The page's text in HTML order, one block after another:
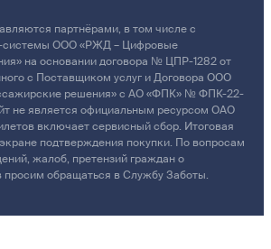
партнёрами, в том числе с
системы ООО «РЖД – Цифровые
на основании договора № ЦПР-1282 от
с Поставщиком услуг и Договора ООО
решения» с АО «ФПК» № ФПК-22-
не является официальным ресурсом ОАО
включает сервисный сбор. Итоговая
подтверждения покупки. По вопросам
жалоб, претензий граждан о
обращаться в Службу Заботы.